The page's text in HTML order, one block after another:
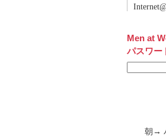
Men at
パスワー
朝→